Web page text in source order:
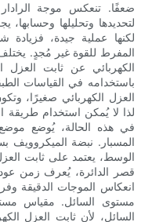
ضعفًا. تنعكس موجة
لتحديدها وتحليلها
لكنها عملية جيدة، فزيادة
المفرط للقوة غير مُجدٍ.
الكهربائي عن ثابت العزل
باستخدامه في القياسات
العزل الكهربائي صغيرًا،
لذا لا يُمكن استخدام طريقة
في هذه الحالة، يُوضع
المسبار. نبضة الميكروويف
الوسط، يعتمد على ثابت
قصر الدائرة، يُعرف زمن
انعكاس الموجات الدقيقة
مستوى السائل. مقياس
السائل، لأن ثابت العزل